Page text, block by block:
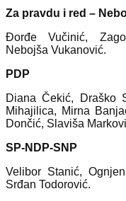
Za pravdu i red –
Đorđe Vučinić,
Nebojša Vukanović.
PDP
Diana Čekić, Draško
Mihajilica, Mirna
Dončić, Slaviša
SP-NDP-SNP
Velibor Stanić,
Srđan Todorović.